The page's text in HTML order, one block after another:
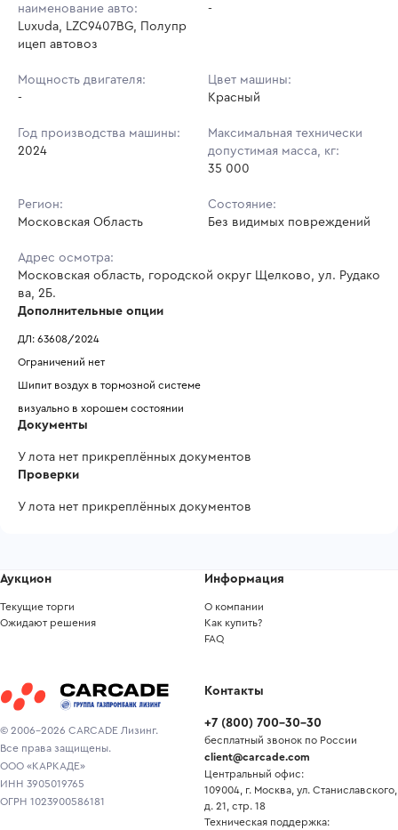
наименование авто:
Luxuda, LZC9407BG, Полупр
ицеп автовоз
-
Мощность двигателя:
-
Цвет машины:
Красный
Год производства машины:
2024
Максимальная технически
допустимая масса, кг:
35 000
Регион:
Московская Область
Состояние:
Без видимых повреждений
Адрес осмотра:
Московская область, городской округ Щелково, ул. Рудако
ва, 2Б.
Дополнительные опции
ДЛ: 63608/2024
Ограничений нет
Шипит воздух в тормозной системе
визуально в хорошем состоянии
Документы
У лота нет прикреплённых документов
Проверки
У лота нет прикреплённых документов
© 2006-2026 CARCADE Лизинг.
Все права защищены.
ООО «КАРКАДЕ»
ИНН 3905019765
ОГРН 1023900586181
Аукцион
Текущие торги
Ожидают решения
Информация
О компании
Как купить?
FAQ
Контакты
+7 (800) 700-30-30
бесплатный звонок по России
client@carcade.com
Центральный офис:
109004, г. Москва, ул. Станиславского,
д. 21, стр. 18
Техническая поддержка: